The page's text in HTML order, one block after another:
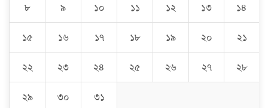
বিশ্বনাথে ‘প্রবাসী ওয়েলফেয়ার
৮ ৯ ১০ ১১ ১২ ১৩ ১৪
১৫ ১৬ ১৭ ১৮ ১৯ ২০ ২১
২২ ২৩ ২৪ ২৫ ২৬ ২৭ ২৮
২৯ ৩০ ৩১